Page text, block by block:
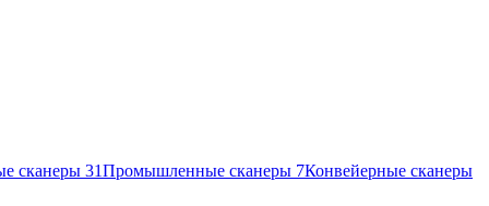
сканеры 31Промышленные сканеры 7Конвейерные сканеры